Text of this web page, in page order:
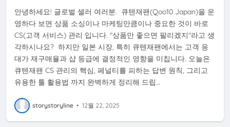
안녕하세요! 글로벌 셀러 여러분. 큐텐재팬(Qoo10 Japan)을 운
영하다 보면 상품 소싱이나 마케팅만큼이나 중요한 것이 바로
CS(고객 서비스) 관리 입니다. "상품만 좋으면 팔리겠지"라고 생
각하시나요? 하지만 일본 시장, 특히 큐텐재팬에서는 고객 응
대가 재구매율과 샵 등급에 결정적인 영향을 미칩니다. 오늘은
큐텐재팬 CS 관리의 핵심, 페널티를 피하는 답변 원칙, 그리고
유용한 툴 활용법 까지 완벽하게 정리해 드립…
storystoryline • 12월 22, 2025